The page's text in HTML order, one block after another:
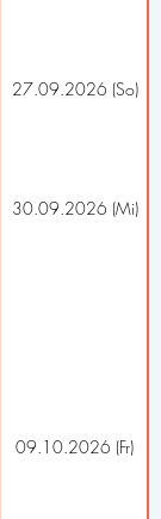
27.09.2026 (So)
30.09.2026 (Mi)
09.10.2026 (Fr)